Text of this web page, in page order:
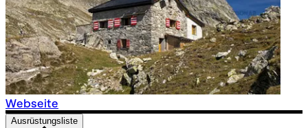
Webseite
Ausrüstungsliste